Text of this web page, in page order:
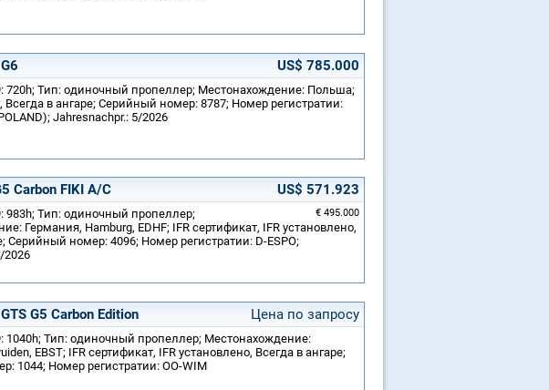
US$ 785.000
720h; Тип: одиночный пропеллер; Местонахождение: Польша;
Всегда в ангаре; Серийный номер: 8787; Номер регистратии:
Jahresnachpr.: 5/2026
Carbon FIKI A/C US$ 571.923
€ 495.000
983h; Тип: одиночный пропеллер;
Германия, Hamburg, EDHF; IFR сертификат, IFR установлено,
Серийный номер: 4096; Номер регистратии: D-ESPO;
2026
G5 Carbon Edition Цена по запросу
1040h; Тип: одиночный пропеллер; Местонахождение:
EBST; IFR сертификат, IFR установлено, Всегда в ангаре;
1044; Номер регистратии: OO-WIM